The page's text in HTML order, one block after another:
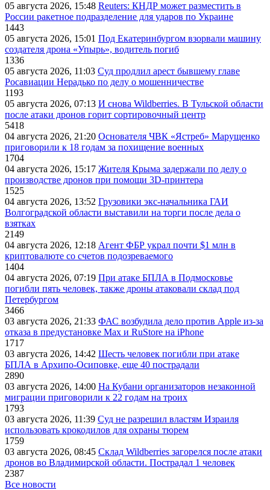
05 августа 2026, 15:48 Reuters: КНДР может разместить в
России ракетное подразделение для ударов по Украине
1443
05 августа 2026, 15:01 Под Екатеринбургом взорвали машину
создателя дрона «Упырь», водитель погиб
1336
05 августа 2026, 11:03 Суд продлил арест бывшему главе
Росавиации Нерадько по делу о мошенничестве
1193
05 августа 2026, 07:13 И снова Wildberries. В Тульской области
после атаки дронов горит сортировочный центр
5418
04 августа 2026, 21:20 Основателя ЧВК «Ястреб» Марущенко
приговорили к 18 годам за похищение военных
1704
04 августа 2026, 15:17 Жителя Крыма задержали по делу о
производстве дронов при помощи 3D‑принтера
1525
04 августа 2026, 13:52 Грузовики экс-начальника ГАИ
Волгоградской области выставили на торги после дела о
взятках
2149
04 августа 2026, 12:18 Агент ФБР украл почти $1 млн в
криптовалюте со счетов подозреваемого
1404
04 августа 2026, 07:19 При атаке БПЛА в Подмосковье
погибли пять человек, также дроны атаковали склад под
Петербургом
3466
03 августа 2026, 21:33 ФАС возбудила дело против Apple из-за
отказа в предустановке Max и RuStore на iPhone
1717
03 августа 2026, 14:42 Шесть человек погибли при атаке
БПЛА в Архипо-Осиповке, еще 40 пострадали
2890
03 августа 2026, 14:00 На Кубани организаторов незаконной
миграции приговорили к 22 годам на троих
1793
03 августа 2026, 11:39 Суд не разрешил властям Израиля
использовать крокодилов для охраны тюрем
1759
03 августа 2026, 08:45 Склад Wildberries загорелся после атаки
дронов во Владимирской области. Пострадал 1 человек
2387
Все новости